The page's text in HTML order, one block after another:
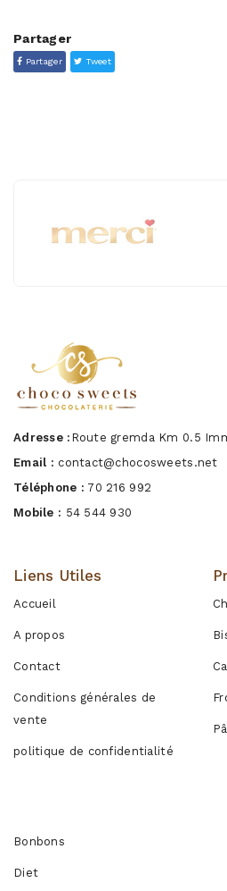
Partager
Partager Tweet
Adresse : Route gremda Km 0.5
Email : contact@chocosweets.net
Téléphone : 70 216 992
Mobile : 54 544 930
Liens Utiles
Accueil
A propos
Contact
Conditions générales de
vente
politique de confidentialité
Bonbons
Diet